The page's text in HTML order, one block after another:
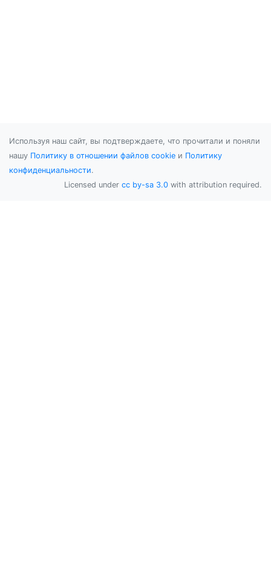
Используя наш сайт, вы подтверждаете, что прочитали и поняли
нашу Политику в отношении файлов cookie и Политику
конфиденциальности.
Licensed under cc by-sa 3.0 with attribution required.